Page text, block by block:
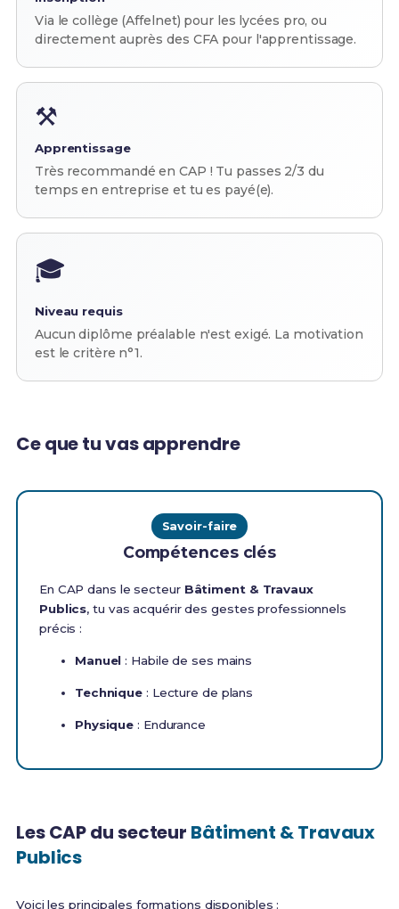
Via le collège (Affelnet) pour les lycées pro, ou
directement auprès des CFA pour l'apprentissage.
⚒️
Apprentissage
Très recommandé en CAP ! Tu passes 2/3 du
temps en entreprise et tu es payé(e).
🎓
Niveau requis
Aucun diplôme préalable n'est exigé. La motivation
est le critère n°1.
Ce que tu vas apprendre
Savoir-faire
Compétences clés
En CAP dans le secteur Bâtiment & Travaux
Publics, tu vas acquérir des gestes professionnels
précis :
Manuel : Habile de ses mains
Technique : Lecture de plans
Physique : Endurance
Les CAP du secteur Bâtiment & Travaux
Publics
Voici les principales formations disponibles :